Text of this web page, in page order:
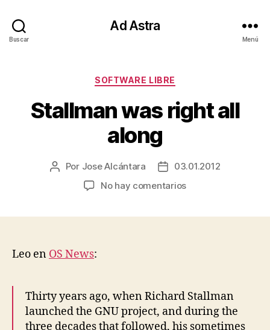
Buscar
Ad Astra
Menú
Categorías
SOFTWARE LIBRE
Stallman was right all
along
Autor
Por Jose Alcántara
Fecha03.01.2012
No hay comentariosen
Leo en OS News:
Thirty years ago, when Richard Stallman
launched the GNU project, and during the
three decades that followed, his sometimes